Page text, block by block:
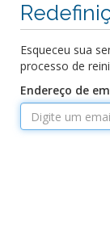
Esqueceu sua
processo de
Endereço de